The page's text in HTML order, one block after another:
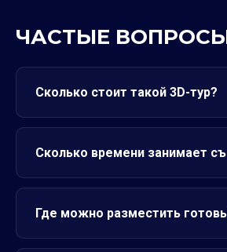
ЧАСТЫЕ
Сколько стоит такой 3D-тур?
Сколько времени занимает
Где можно разместить